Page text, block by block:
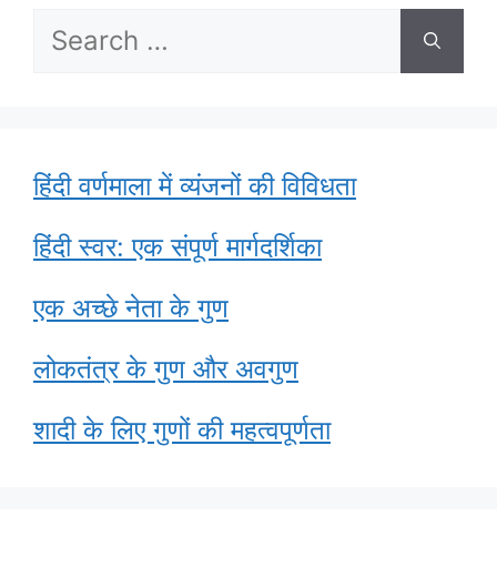
Search
हिंदी वर्णमाला में व्यंजनों की विविधता
हिंदी स्वर: एक संपूर्ण मार्गदर्शिका
एक अच्छे नेता के गुण
लोकतंत्र के गुण और अवगुण
शादी के लिए गुणों की महत्वपूर्णता